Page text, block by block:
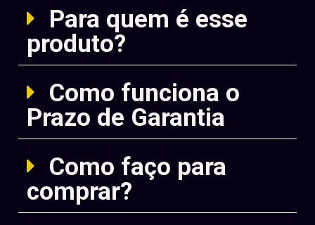
Para quem é esse
produto?
Como funciona o
Prazo de Garantia
Como faço para
comprar?